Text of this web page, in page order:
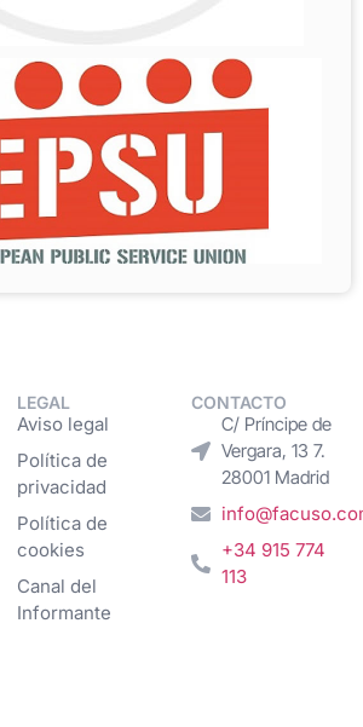
LEGAL
Aviso legal
Política de
privacidad
Política de
cookies
Canal del
Informante
CONTACTO
C/ Príncipe de
Vergara, 13 7.
28001 Madrid
+34 915 774
113